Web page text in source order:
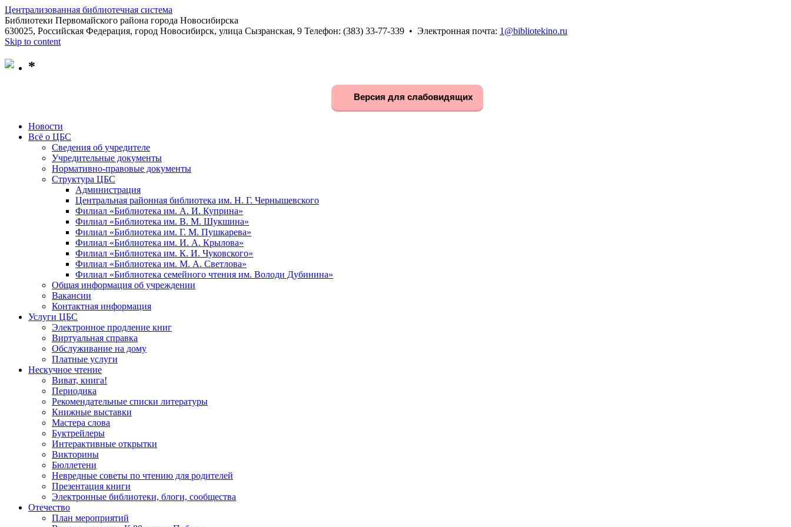
Централизованная библиотечная система
Библиотеки Первомайского района города Новосибирска
630025, Российская Федерация, город Новосибирск, улица Сызранская, 9 Телефон: (383) 33-77-339 • Электронная почта: 1@bibliotekino.ru
Skip to content
*
Версия для слабовидящих
Новости
Всё о ЦБС
Сведения об учредителе
Учредительные документы
Нормативно-правовые документы
Структура ЦБС
Администрация
Центральная районная библиотека им. Н. Г. Чернышевского
Филиал «Библиотека им. А. И. Куприна»
Филиал «Библиотека им. В. М. Шукшина»
Филиал «Библиотека им. Г. М. Пушкарева»
Филиал «Библиотека им. И. А. Крылова»
Филиал «Библиотека им. К. И. Чуковского»
Филиал «Библиотека им. М. А. Светлова»
Филиал «Библиотека семейного чтения им. Володи Дубинина»
Общая информация об учреждении
Вакансии
Контактная информация
Услуги ЦБС
Электронное продление книг
Виртуальная справка
Обслуживание на дому
Платные услуги
Нескучное чтение
Виват, книга!
Периодика
Рекомендательные списки литературы
Книжные выставки
Мастера слова
Буктрейлеры
Интерактивные открытки
Викторины
Бюллетени
Невредные советы по чтению для родителей
Презентация книги
Электронные библиотеки, блоги, сообщества
Отечество
План мероприятий